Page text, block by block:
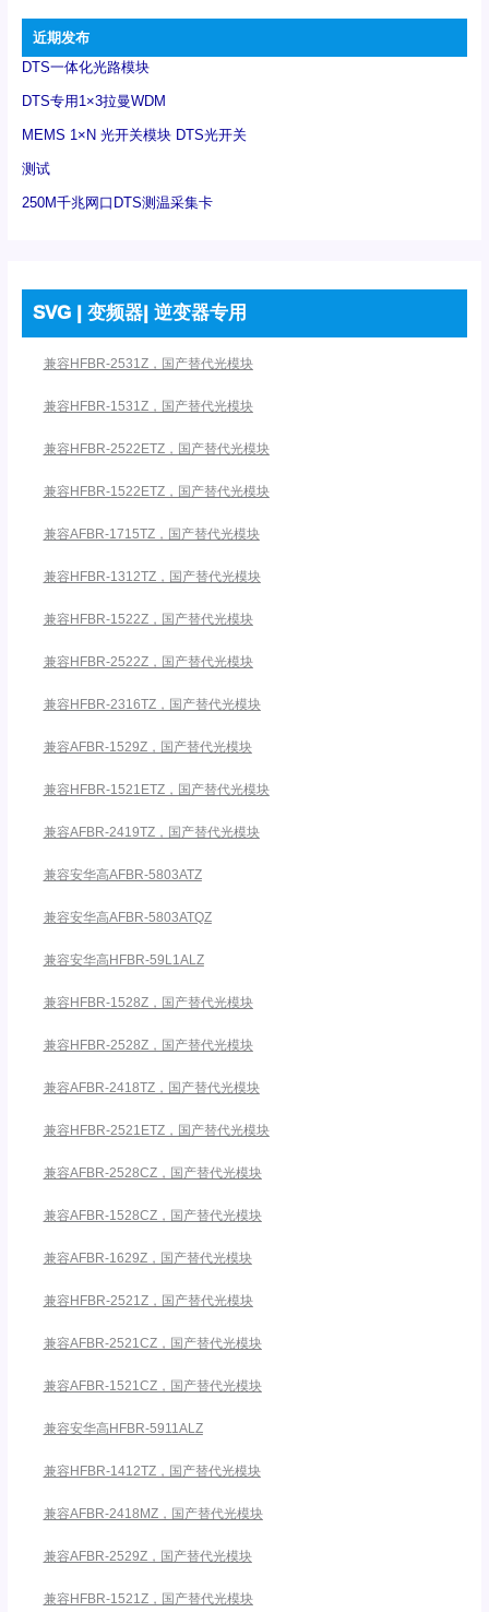
近期发布
DTS一体化光路模块
DTS专用1×3拉曼WDM
MEMS 1×N 光开关模块 DTS光开关
测试
250M千兆网口DTS测温采集卡
SVG | 变频器| 逆变器专用
兼容HFBR-2531Z，国产替代光模块
兼容HFBR-1531Z，国产替代光模块
兼容HFBR-2522ETZ，国产替代光模块
兼容HFBR-1522ETZ，国产替代光模块
兼容AFBR-1715TZ，国产替代光模块
兼容HFBR-1312TZ，国产替代光模块
兼容HFBR-1522Z，国产替代光模块
兼容HFBR-2522Z，国产替代光模块
兼容HFBR-2316TZ，国产替代光模块
兼容AFBR-1529Z，国产替代光模块
兼容HFBR-1521ETZ，国产替代光模块
兼容AFBR-2419TZ，国产替代光模块
兼容安华高AFBR-5803ATZ
兼容安华高AFBR-5803ATQZ
兼容安华高HFBR-59L1ALZ
兼容HFBR-1528Z，国产替代光模块
兼容HFBR-2528Z，国产替代光模块
兼容AFBR-2418TZ，国产替代光模块
兼容HFBR-2521ETZ，国产替代光模块
兼容AFBR-2528CZ，国产替代光模块
兼容AFBR-1528CZ，国产替代光模块
兼容AFBR-1629Z，国产替代光模块
兼容HFBR-2521Z，国产替代光模块
兼容AFBR-2521CZ，国产替代光模块
兼容AFBR-1521CZ，国产替代光模块
兼容安华高HFBR-5911ALZ
兼容HFBR-1412TZ，国产替代光模块
兼容AFBR-2418MZ，国产替代光模块
兼容AFBR-2529Z，国产替代光模块
兼容HFBR-1521Z，国产替代光模块